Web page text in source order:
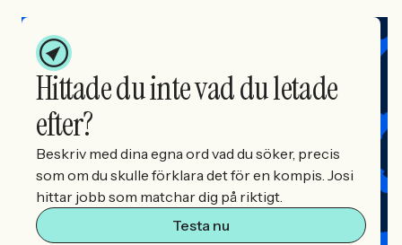
Hittade du inte vad du letade
efter?
Beskriv med dina egna ord vad du söker, precis
som om du skulle förklara det för en kompis. Josi
hittar jobb som matchar dig på riktigt.
Testa nu